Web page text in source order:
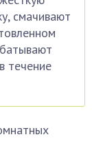
смачивают
течение